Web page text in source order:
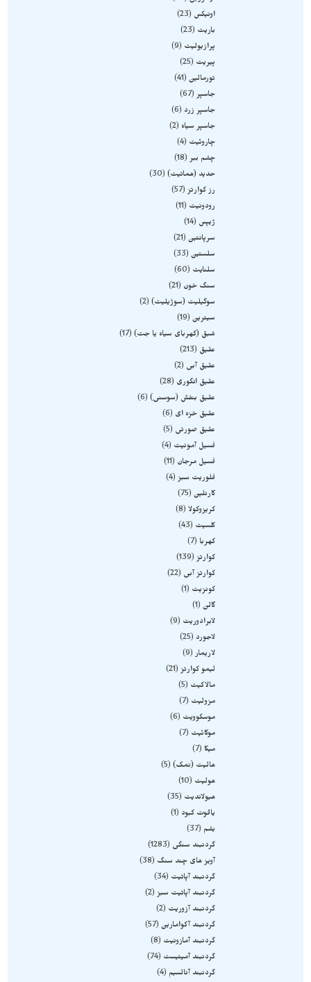
اونیکس
23
باریت
23
پرازیولیت
9
پیریت
25
تورمالین 41
جاسپر
67
جاسپر زرد
6
جاسپر سیاه
2
چاروئیت
4
چشم ببر
18
حدید (هماتیت) 30
رز کوارتز
57
رودونیت
11
ژیپس
14
سرپانتین 21
سلستین 33
سلنایت
60
سنگ خون
21
سوگیلیت (سوژیلیت) 2
سیترین 19
شبق (کهربای سیاه یا جت) 17
عقیق
213
عقیق آبی
2
عقیق انگوری
28
عقیق بنفش (سوسنی) 6
عقیق خزه ای
6
عقیق صورتی
5
فسیل آمونیت
4
فسیل مرجان
11
فلوریت سبز
4
کارنلین 75
کریزوکولا 8
کلسیت
43
کهربا
7
کوارتز
139
کوارتز آبی
22
کونزیت
1
گالن 1
لابرادوریت
9
لاجورد
25
لاریمار
9
لیمو کوارتز
21
مالاکیت
5
مزولیت
7
موسکوویت
6
موکائیت
7
میکا
7
هالیت (نمک) 5
هولیت
10
هیولاندیت
35
یاقوت کبود
1
یشم
37
گردنبند سنگی
1283
آویز های چند سنگ
38
گردنبند آپاتیت
34
گردنبند آپاتیت سبز
2
گردنبند آزوریت
2
گردنبند آکوامارین 57
گردنبند آمازونیت
8
گردنبند آمیتیست
74
گردنبند آنالسیم
4